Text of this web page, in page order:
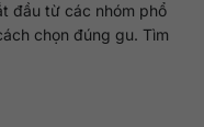
đầu từ các nhóm phổ
chọn đúng gu. Tìm